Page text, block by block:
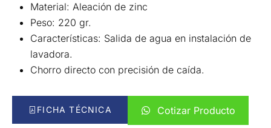
Material: Aleación de zinc
Peso: 220 gr.
Características: Salida de agua en instalación de
lavadora.
Chorro directo con precisión de caída.
FICHA TÉCNICA Cotizar Producto